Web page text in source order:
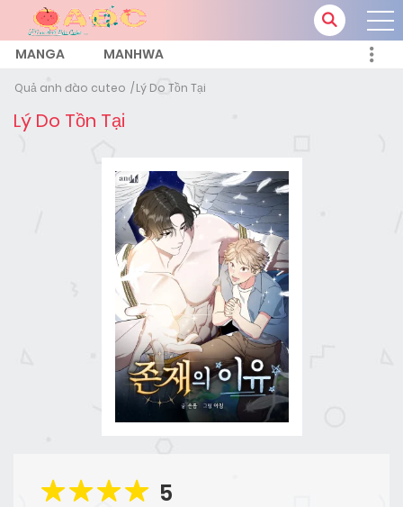
MANGA MANHWA
Quả anh đào cuteo Lý Do Tồn Tại
Lý Do Tồn Tại
5